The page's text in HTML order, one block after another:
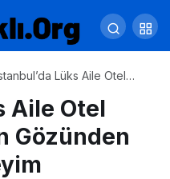
Lüks Aile Otel
Bir Deneyim
Aile Otel
Gözünden
Branding Türkiye’nin